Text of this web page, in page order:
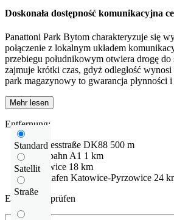
Doskonała dostępność komunikacyjna
Panattoni Park Bytom charakteryzuje się
połączenie z lokalnym układem
przebiegu południkowym otwiera drogę
zajmuje krótki czas, gdyż odległość
park magazynowy to gwarancja płynności
Mehr lesen
Standard
Satellit
Straße
Entfernung:
Bundesstraße DK88 500 m
Autobahn A1 1 km
Katowice 18 km
Flughafen Katowice-Pyrzowice 24
Entfernung prüfen